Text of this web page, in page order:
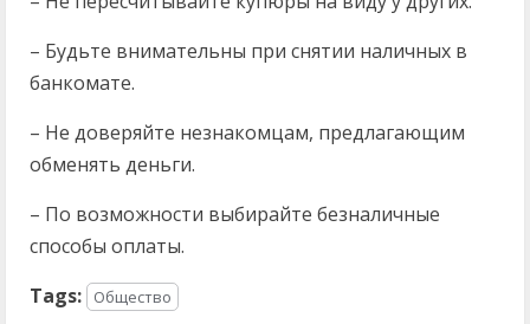
– Будьте внимательны при снятии наличных в
банкомате.
– Не доверяйте незнакомцам, предлагающим
обменять деньги.
– По возможности выбирайте безналичные
способы оплаты.
Tags:
Общество